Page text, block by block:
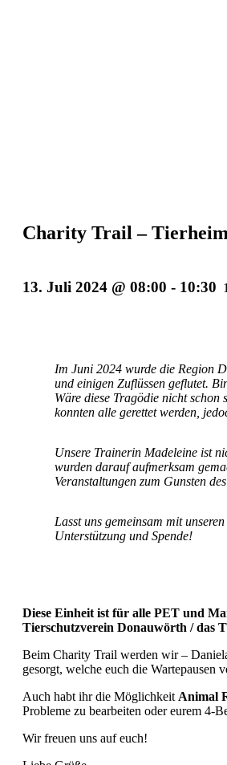
Charity Trail –
13. Juli 2024 @ 08:00 - 10:30
Im Juni 2024 wurde die Region
und einigen Zuflüssen geflutet.
Wäre diese Tragödie nicht schon
konnten alle gerettet werden,
Unsere Trainerin Madeleine ist
wurden darauf aufmerksam
Veranstaltungen zum Gunsten
Lasst uns gemeinsam mit
Unterstützung und Spende!
Diese Einheit ist für alle PET und
Tierschutzverein Donauwörth / das
Beim Charity Trail werden wir –
gesorgt, welche euch die Wartepausen
Auch habt ihr die MöglichkeitAnimal
Probleme zu bearbeiten oder eurem 4-
Wir freuen uns auf euch!